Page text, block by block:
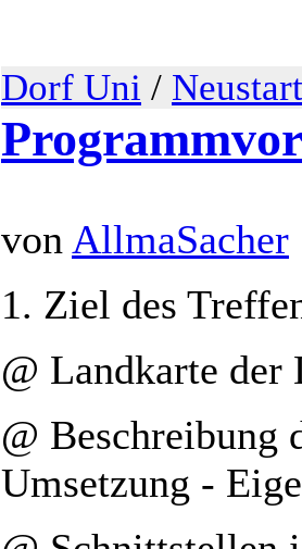
Dorf Uni /
von AllmaSacher
1. Ziel des
@ Landkarte
@ Beschreibung
Umsetzung -